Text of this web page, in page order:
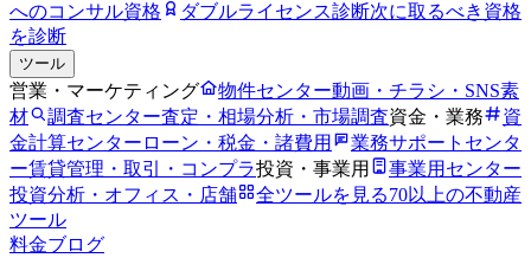
へのコンサル資格
ダブルライセンス診断次に取るべき資格
を診断
ツール
営業・マーケティング 物件センター動画・チラシ・SNS素
材
調査センター査定・相場分析・市場調査資金・業務
資
金計算センター ローン・税金・諸費用
業務サポートセンタ
ー賃貸管理・取引・コンプラ投資・事業用
事業用センター
投資分析・オフィス・店舗
全ツールを見る70以上の不動産
ツール
料金ブログ